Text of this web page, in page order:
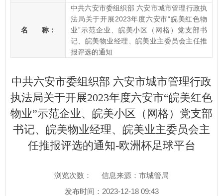
名 称：
中共六安市委组织部 六安市城市管理行政执
法局关于开展2023年度六安市“皖美红色物
业”示范企业、皖美小区（网格）党支部书
记、皖美物业经理、皖美业主委员会主任推
报评选的通知
中共六安市委组织部 六安市城市管理行政
执法局关于开展2023年度六安市“皖美红色
物业”示范企业、皖美小区（网格）党支部
书记、皖美物业经理、皖美业主委员会主
任推报评选的通知-欧洲杯足球平台
浏览次数：
信息来源：市城管局
发布时间：2023-12-18 09:43